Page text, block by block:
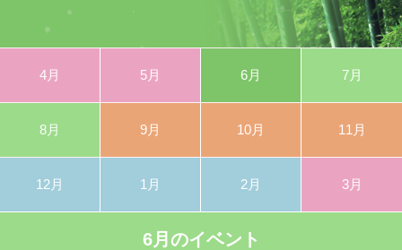
4月 5月 6月 7月
8月 9月 10月 11月
12月 1月 2月 3月
6月のイベント